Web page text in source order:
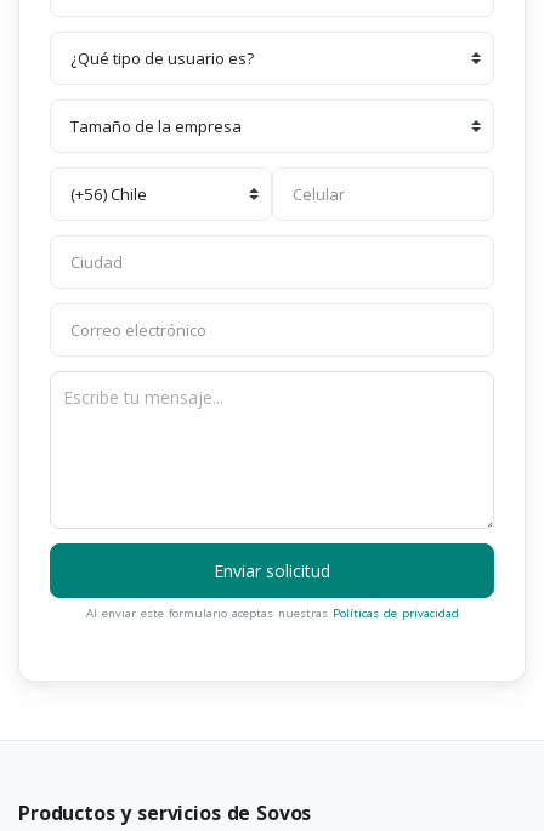
Al enviar este formulario aceptas nuestras Políticas de privacidad
Enviar solicitud
Productos y servicios de Sovos